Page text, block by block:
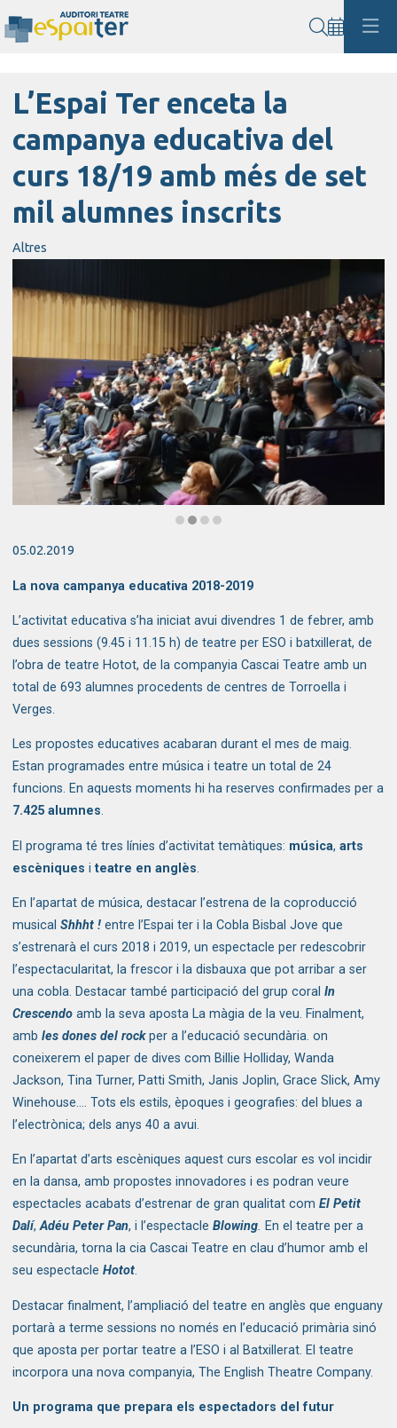
L’Espai Ter enceta la
campanya educativa del
curs 18/19 amb més de set
mil alumnes inscrits
Altres
05.02.2019
La nova campanya educativa 2018-2019
L’activitat educativa s’ha iniciat avui divendres 1 de febrer, amb
dues sessions (9.45 i 11.15 h) de teatre per ESO i batxillerat, de
l’obra de teatre Hotot, de la companyia Cascai Teatre amb un
total de 693 alumnes procedents de centres de Torroella i
Verges.
Les propostes educatives acabaran durant el mes de maig.
Estan programades entre música i teatre un total de 24
funcions. En aquests moments hi ha reserves confirmades per a
7.425 alumnes.
El programa té tres línies d’activitat temàtiques: música,arts
escèniques iteatre en anglès.
En l’apartat de música, destacar l’estrena de la coproducció
musicalShhht ! entre l’Espai ter i la Cobla Bisbal Jove que
s’estrenarà el curs 2018 i 2019, un espectacle per redescobrir
l’espectacularitat, la frescor i la disbauxa que pot arribar a ser
una cobla. Destacar també participació del grup coralIn
Crescendo amb la seva aposta La màgia de la veu. Finalment,
ambles dones del rockper a l’educació secundària. on
coneixerem el paper de dives com Billie Holliday, Wanda
Jackson, Tina Turner, Patti Smith, Janis Joplin, Grace Slick, Amy
Winehouse.... Tots els estils, èpoques i geografies: del blues a
l’electrònica; dels anys 40 a avui.
En l’apartat d’arts escèniques aquest curs escolar es vol incidir
en la dansa, amb propostes innovadores i es podran veure
espectacles acabats d’estrenar de gran qualitat comEl Petit
Dalí,Adéu Peter Pan, i l’espectacleBlowing. En el teatre per a
secundària, torna la cia Cascai Teatre en clau d’humor amb el
seu espectacleHotot.
Destacar finalment, l’ampliació del teatre en anglès que enguany
portarà a terme sessions no només en l’educació primària sinó
que aposta per portar teatre a l’ESO i al Batxillerat. El teatre
incorpora una nova companyia, The English Theatre Company.
Un programa que prepara els espectadors del futur